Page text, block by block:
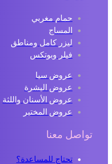
حمام مغربي
المساج
ليزر كامل ومناطق
فيلر وبوتكس
عروض سبا
عروض البشرة
عروض الأسنان واللثة
عروض المختبر
تواصل معنا
تحتاج للمساعدة؟